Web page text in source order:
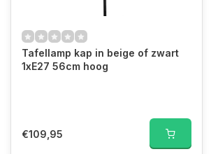
Tafellamp kap in beige of zwart
1xE27 56cm hoog
€109,95